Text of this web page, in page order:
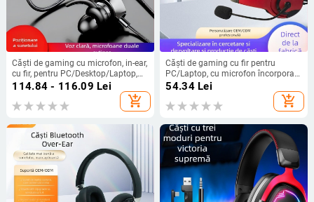
Căști de gaming cu microfon, in-ear,
cu fir, pentru PC/Desktop/Laptop,
3,5 mm, 20–20000 Hz, 16 Ω
114.84 - 116.09 Lei
add_shopping_cart
Căști de gaming cu fir pentru
PC/Laptop, cu microfon încorporat,
over-ear, model 2024
54.34Lei
add_shopping_cart